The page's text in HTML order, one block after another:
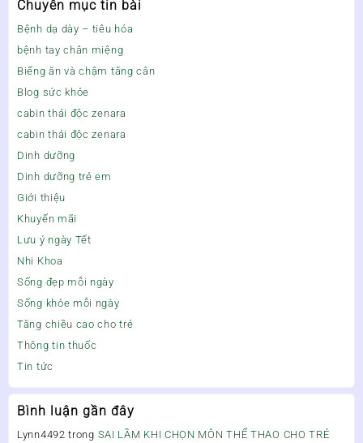
Chuyên mục tin bài
Bệnh dạ dày – tiêu hóa
bệnh tay chân miệng
Biếng ăn và chậm tăng cân
Blog sức khỏe
cabin thải độc zenara
cabin thải độc zenara
Dinh dưỡng
Dinh dưỡng trẻ em
Giới thiệu
Khuyến mãi
Lưu ý ngày Tết
Nhi Khoa
Sống đẹp mỗi ngày
Sống khỏe mỗi ngày
Tăng chiều cao cho trẻ
Thông tin thuốc
Tin tức
Bình luận gần đây
Lynn4492 trong SAI LẦM KHI CHỌN MÔN THỂ THAO CHO TRẺ